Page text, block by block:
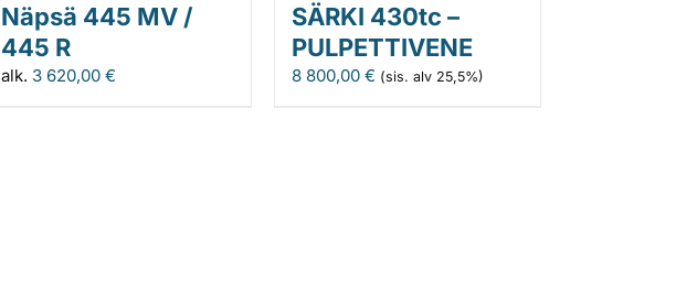
Näpsä 445 MV /
445 R
alk. 3 620,00€
SÄRKI 430tc –
PULPETTIVENE
8 800,00 € (sis. alv 25,5%)